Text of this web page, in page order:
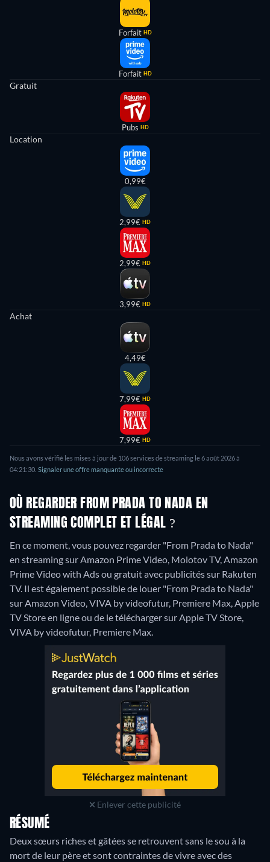
Forfait HD
Forfait HD
Gratuit
Pubs HD
Location
0,99€
2,99€ HD
2,99€ HD
3,99€ HD
Achat
4,49€
7,99€ HD
7,99€ HD
Nous avons vérifié les mises à jour de 106 services de streaming le 6 août 2026 à
04:21:30. Signaler une offre manquante ou incorrecte
OÙ REGARDER FROM PRADA TO NADA EN
STREAMING COMPLET ET LÉGAL ?
En ce moment, vous pouvez regarder "From Prada to Nada"
en streaming sur Amazon Prime Video, Molotov TV, Amazon
Prime Video with Ads ou gratuit avec publicités sur Rakuten
TV. Il est également possible de louer "From Prada to Nada"
sur Amazon Video, VIVA by videofutur, Premiere Max, Apple
TV Store en ligne ou de le télécharger sur Apple TV Store,
VIVA by videofutur, Premiere Max.
Enlever cette publicité
RÉSUMÉ
Deux sœurs riches et gâtées se retrouvent sans le sou à la
mort de leur père et sont contraintes de vivre avec des